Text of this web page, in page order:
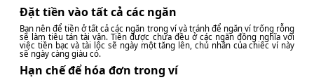
Đặt tiền vào tất cả các ngăn
Bạn nên để tiền ở tất cả các ngăn trong ví và tránh để ngăn ví trống rỗng
sẽ làm tiêu tán tài vận. Tiền được chứa đều ở các ngăn đồng nghĩa với
việc tiền bạc và tài lộc sẽ ngày một tăng lên, chủ nhân của chiếc ví này
sẽ ngày càng giàu có.
Hạn chế để hóa đơn trong ví